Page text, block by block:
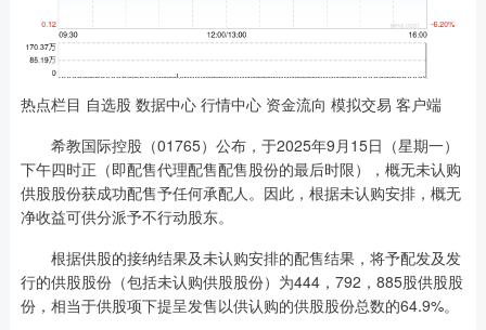
热点栏目 自选股 数据中心 行情中心 资金流向 模拟交易 客户端
希教国际控股（01765）公布，于2025年9月15日（星期一）
下午四时正（即配售代理配售配售股份的最后时限），概无未认购
供股股份获成功配售予任何承配人。因此，根据未认购安排，概无
净收益可供分派予不行动股东。
根据供股的接纳结果及未认购安排的配售结果，将予配发及发
行的供股股份（包括未认购供股股份）为444，792，885股供股股
份，相当于供股项下提呈发售以供认购的供股股份总数的64.9%。